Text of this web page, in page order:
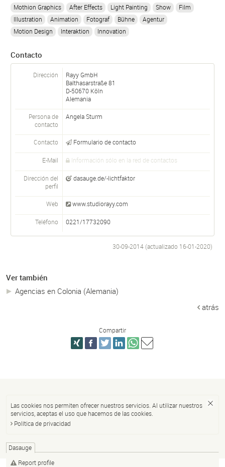
Mothion Graphics After Effects Light Painting Show
Film
Illustration
Animation Fotograf Bühne
Agentur
Motion Design
Interaktion Innovation
Contacto
Dirección
Rayy GmbH
Balthasarstraße 81
D-50670 Köln
Alemania
Persona de
contacto
Angela Sturm
Contacto Formulario de contacto
E-Mail Información sólo en la red de contactos
Dirección del
perfil
dasauge.de/-lichtfaktor
Web www.studiorayy.com
Teléfono 0221/17732090
30-09-2014 (actualizado 16-01-2020)
Ver también
Agencias en Colonia (Alemania)
atrás
Compartir
Las cookies nos permiten ofrecer nuestros servicios. Al utilizar nuestros
servicios, aceptas el uso que hacemos de las cookies.
Política de privacidad
Dasauge
Report profile